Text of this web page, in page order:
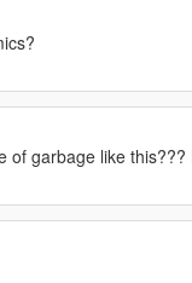
garbage like